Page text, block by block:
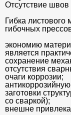
Отсутствие швов
Гибка
гибочных
экономию
является
сохранение
отсутствия
очаги коррозии;
заготовки
со сваркой);
внешне